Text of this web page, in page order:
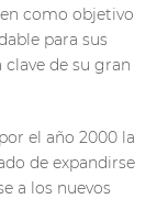
como objetivo
para sus
de su gran
el año 2000 la
de expandirse
a los nuevos